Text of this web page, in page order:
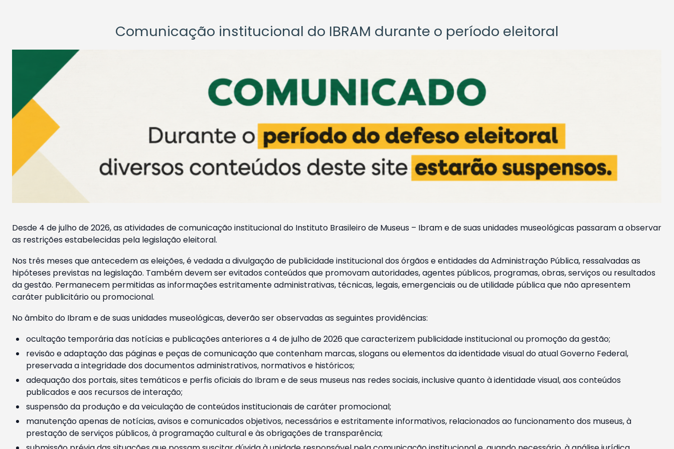
Comunicação institucional do IBRAM durante o período eleitoral
Desde 4 de julho de 2026, as atividades de comunicação institucional do Instituto Brasileiro de Museus – Ibram e de suas unidades museológicas passaram a observar
as restrições estabelecidas pela legislação eleitoral.
Nos três meses que antecedem as eleições, é vedada a divulgação de publicidade institucional dos órgãos e entidades da Administração Pública, ressalvadas as
hipóteses previstas na legislação. Também devem ser evitados conteúdos que promovam autoridades, agentes públicos, programas, obras, serviços ou resultados
da gestão. Permanecem permitidas as informações estritamente administrativas, técnicas, legais, emergenciais ou de utilidade pública que não apresentem
caráter publicitário ou promocional.
No âmbito do Ibram e de suas unidades museológicas, deverão ser observadas as seguintes providências:
ocultação temporária das notícias e publicações anteriores a 4 de julho de 2026 que caracterizem publicidade institucional ou promoção da gestão;
revisão e adaptação das páginas e peças de comunicação que contenham marcas, slogans ou elementos da identidade visual do atual Governo Federal,
preservada a integridade dos documentos administrativos, normativos e históricos;
adequação dos portais, sites temáticos e perfis oficiais do Ibram e de seus museus nas redes sociais, inclusive quanto à identidade visual, aos conteúdos
publicados e aos recursos de interação;
suspensão da produção e da veiculação de conteúdos institucionais de caráter promocional;
manutenção apenas de notícias, avisos e comunicados objetivos, necessários e estritamente informativos, relacionados ao funcionamento dos museus, à
prestação de serviços públicos, à programação cultural e às obrigações de transparência;